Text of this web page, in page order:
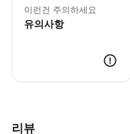
이런건 주의하세요
유의사항
리뷰